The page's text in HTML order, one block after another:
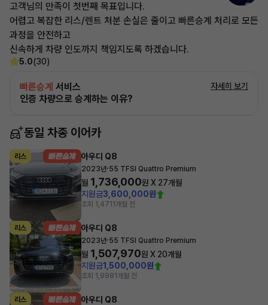
고객님의 만족이 첫번째 목표입니다.
어렵고 복잡한 리스/렌트 처분 손실은 줄이고 빠른승계 처리로 모든
과정을 안전하고
신속하게 차량 인도까지 책임지도록 하겠습니다.
5.0(30)
빠른승계 서비스
인증 차량으로 승계하는 이유?
자세히 보기
동일 차종 이어카
리스 아우디 Q8
2023년·55 TFSI Quattro Premium
월 1,736,000원 X 27개월
지원금3,600,000원
조회 1,471 1개월 전
리스 아우디 Q8
2023년·55 TFSI Quattro Premium
월 1,507,970원 X 20개월
지원금1,500,000원
조회 1,9981개월 전
리스 아우디 Q8